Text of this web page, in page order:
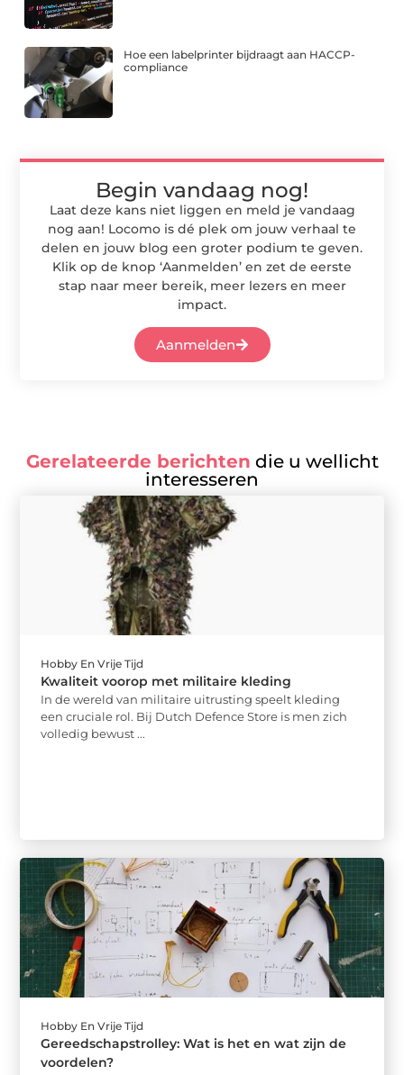
Hoe een labelprinter bijdraagt aan HACCP-
compliance
Begin vandaag nog!
Laat deze kans niet liggen en meld je vandaag
nog aan! Locomo is dé plek om jouw verhaal te
delen en jouw blog een groter podium te geven.
Klik op de knop ‘Aanmelden’ en zet de eerste
stap naar meer bereik, meer lezers en meer
impact.
Aanmelden
Gerelateerde berichten die u wellicht
interesseren
Hobby En Vrije Tijd
Kwaliteit voorop met militaire kleding
In de wereld van militaire uitrusting speelt kleding
een cruciale rol. Bij Dutch Defence Store is men zich
volledig bewust ...
Hobby En Vrije Tijd
Gereedschapstrolley: Wat is het en wat zijn de
voordelen?